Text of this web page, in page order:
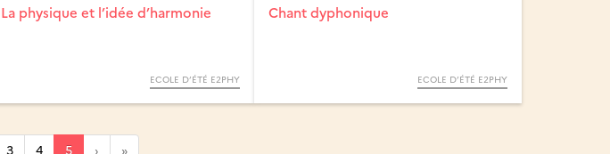
La physique et l’idée d’harmonie
ECOLE D’ÉTÉ E2PHY
Chant dyphonique
ECOLE D’ÉTÉ E2PHY
3 4 5 › »